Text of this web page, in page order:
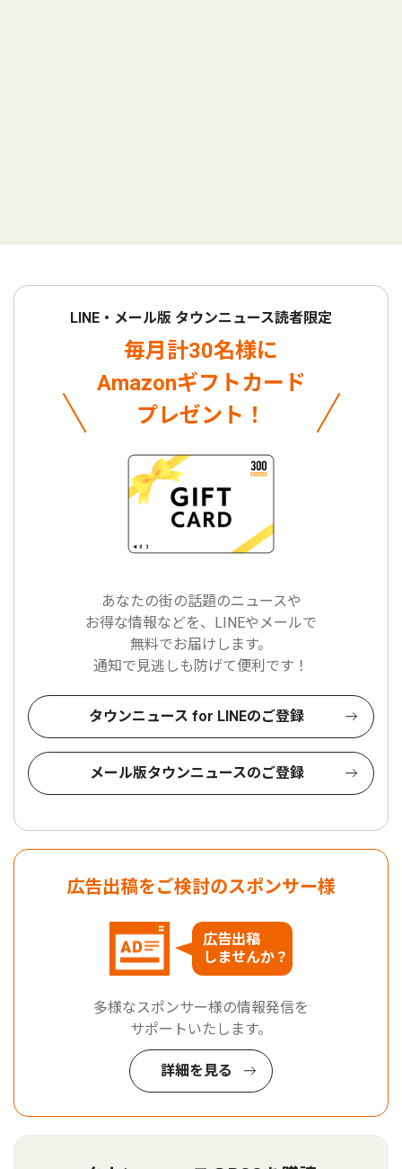
LINE・メール版 タウンニュース読者限定
毎月計30名様に
Amazonギフトカード
プレゼント！
あなたの街の話題のニュースや
お得な情報などを、LINEやメールで
無料でお届けします。
通知で見逃しも防げて便利です！
タウンニュース for LINEのご登録
メール版タウンニュースのご登録
広告出稿をご検討のスポンサー様
広告出稿
しませんか？
多様なスポンサー様の情報発信を
サポートいたします。
詳細を見る